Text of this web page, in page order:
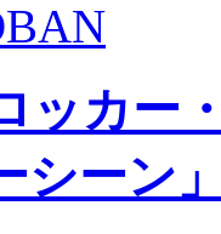
ッカー
シーン